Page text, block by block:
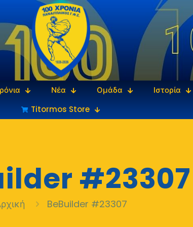
Νέα Ομάδα Ιστορία
Titormos Store
#23307
BeBuilder #23307